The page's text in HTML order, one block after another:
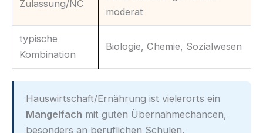
Zulassung/NC
moderat
typische
Kombination
Biologie, Chemie, Sozialwesen
Hauswirtschaft/Ernährung ist vielerorts ein
Mangelfach mit guten Übernahmechancen,
besonders an beruflichen Schulen.